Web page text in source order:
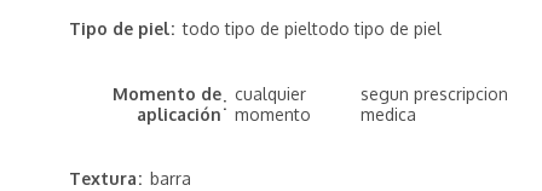
Tipo de piel todo tipo de pieltodo tipo de piel
Textura barra
Momento de
aplicación
cualquier
momento
segun prescripcion
medica